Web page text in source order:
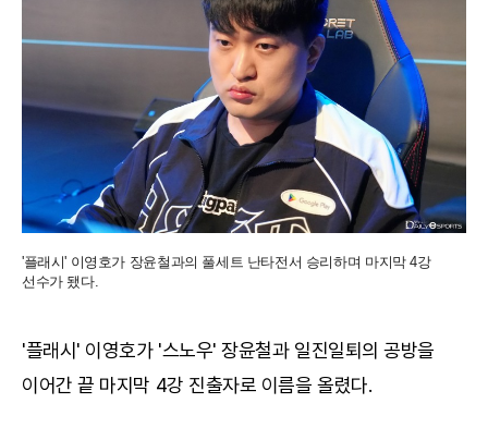
'플래시' 이영호가 장윤철과의 풀세트 난타전서 승리하며 마지막 4강
선수가 됐다.
'플래시' 이영호가 '스노우' 장윤철과 일진일퇴의 공방을
이어간 끝 마지막 4강 진출자로 이름을 올렸다.